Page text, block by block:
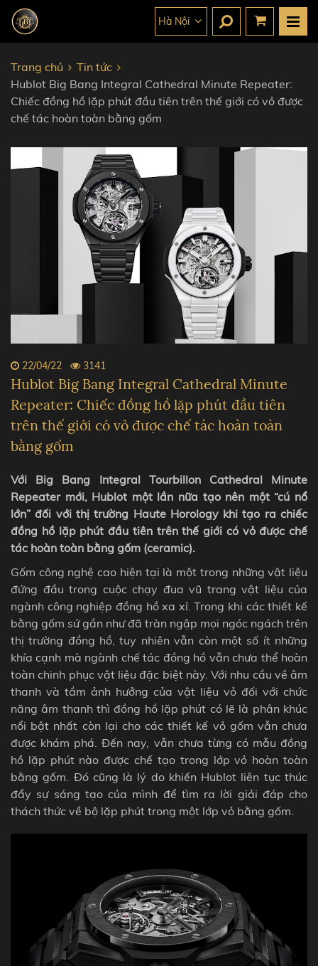
Hà Nội
Trang chủ
Tin tức
Hublot Big Bang Integral Cathedral Minute Repeater:
Chiếc đồng hồ lặp phút đầu tiên trên thế giới có vỏ được
chế tác hoàn toàn bằng gốm
22/04/22 3141
Hublot Big Bang Integral Cathedral Minute
Repeater: Chiếc đồng hồ lặp phút đầu tiên
trên thế giới có vỏ được chế tác hoàn toàn
bằng gốm
Với Big Bang Integral Tourbillon Cathedral Minute
Repeater mới, Hublot một lần nữa tạo nên một “cú nổ
lớn” đối với thị trường Haute Horology khi tạo ra chiếc
đồng hồ lặp phút đầu tiên trên thế giới có vỏ được chế
tác hoàn toàn bằng gốm (ceramic).
Gốm công nghệ cao hiện tại là một trong những vật liệu
đứng đầu trong cuộc chạy đua vũ trang vật liệu của
ngành công nghiệp đồng hồ xa xỉ. Trong khi các thiết kế
bằng gốm sứ gần như đã tràn ngập mọi ngóc ngách trên
thị trường đồng hồ, tuy nhiên vẫn còn một số ít những
khía cạnh mà ngành chế tác đồng hồ vẫn chưa thể hoàn
toàn chinh phục vật liệu đặc biệt này. Với nhu cầu về âm
thanh và tầm ảnh hưởng của vật liệu vỏ đối với chức
năng âm thanh thì đồng hồ lặp phút có lẽ là phân khúc
nổi bật nhất còn lại cho các thiết kế vỏ gốm vẫn chưa
được khám phá. Đến nay, vẫn chưa từng có mẫu đồng
hồ lặp phút nào được chế tạo trong lớp vỏ hoàn toàn
bằng gốm. Đó cũng là lý do khiến Hublot liên tục thúc
đẩy sự sáng tạo của mình để tìm ra lời giải đáp cho
thách thức về bộ lặp phút trong một lớp vỏ bằng gốm.